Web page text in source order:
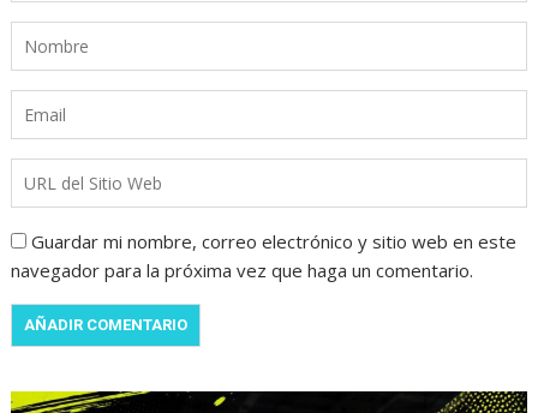
Guardar mi nombre, correo electrónico y sitio web en este
navegador para la próxima vez que haga un comentario.